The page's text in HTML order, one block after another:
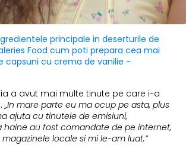
principale in deserturile de
Food cum poti prepara cea mai
capsuni cu crema de vanilie -
a avut mai multe tinute pe care i-a
„In mare parte eu ma ocup pe asta, plus
ajuta cu tinutele de emisiuni,
haine au fost comandate de pe internet,
locale si mi le-am luat.”